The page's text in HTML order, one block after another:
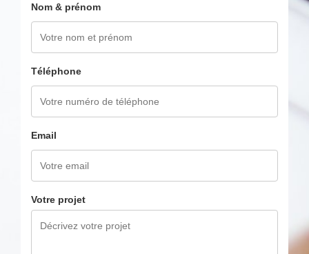
Nom & prénom
Téléphone
Email
Votre projet